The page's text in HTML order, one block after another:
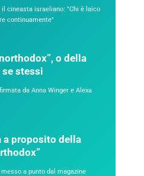
cineasta israeliano: "Chi è laico
continuamente"
o della
se stessi
da Anna Winger e Alexa
a proposito della
a punto dal magazine